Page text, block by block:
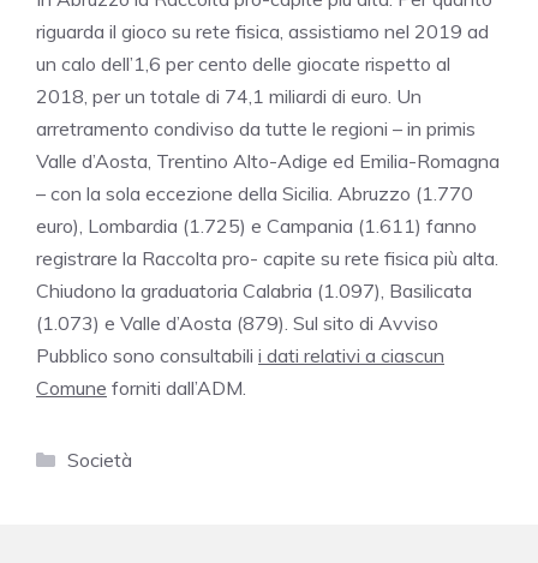
riguarda il gioco su rete fisica, assistiamo nel 2019 ad
un calo dell’1,6 per cento delle giocate rispetto al
2018, per un totale di 74,1 miliardi di euro. Un
arretramento condiviso da tutte le regioni – in primis
Valle d’Aosta, Trentino Alto-Adige ed Emilia-Romagna
– con la sola eccezione della Sicilia. Abruzzo (1.770
euro), Lombardia (1.725) e Campania (1.611) fanno
registrare la Raccolta pro- capite su rete fisica più alta.
Chiudono la graduatoria Calabria (1.097), Basilicata
(1.073) e Valle d’Aosta (879). Sul sito di Avviso
Pubblico sono consultabili i dati relativi a ciascun
Comune forniti dall’ADM.
Categorie
Società